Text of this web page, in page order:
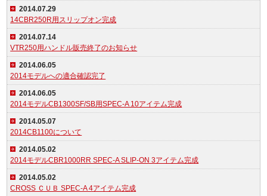
2014.07.29
14CBR250R用スリップオン完成
2014.07.14
VTR250用ハンドル販売終了のお知らせ
2014.06.05
2014モデルへの適合確認完了
2014.06.05
2014モデルCB1300SF/SB用SPEC-A 10アイテム完成
2014.05.07
2014CB1100について
2014.05.02
2014モデルCBR1000RR SPEC-A SLIP-ON 3アイテム完成
2014.05.02
CROSS ＣＵＢ SPEC-A 4アイテム完成